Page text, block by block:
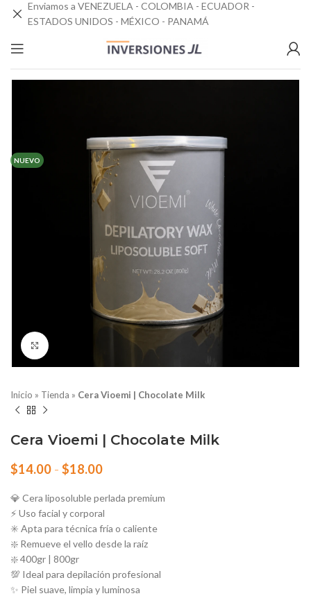
NUEVO
Haga Click para agrandar
Inicio » Tienda » Cera Vioemi | Chocolate Milk
Cera Vioemi | Chocolate Milk
$14.00 - $18.00Rango
precios:
desde
$14.00
hasta
💎 Cera liposoluble perlada premium
⚡ Uso facial y corporal
✳️ Apta para técnica fría o caliente
❇️ Remueve el vello desde la raíz
❇️ 400gr | 800gr
💯 Ideal para depilación profesional
✨ Piel suave, limpia y luminosa
Enviamos a VENEZUELA - COLOMBIA - ECUADOR -
ESTADOS UNIDOS - MÉXICO - PANAMÁ